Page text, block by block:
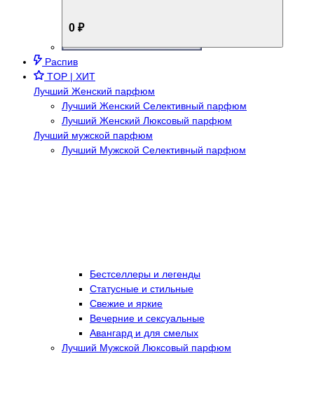
0 ₽
Распив
TOP | ХИТ
Лучший Женский парфюм
Лучший Женский Селективный парфюм
Лучший Женский Люксовый парфюм
Лучший мужской парфюм
Лучший Мужской Селективный парфюм
Бестселлеры и легенды
Статусные и стильные
Свежие и яркие
Вечерние и сексуальные
Авангард и для смелых
Лучший Мужской Люксовый парфюм